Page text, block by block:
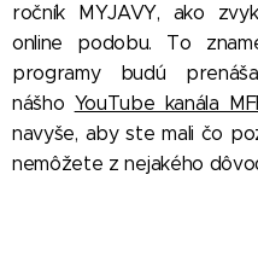
ročník MYJAVY, ako
online podobu. To
programy budú
nášho YouTube kanála
navyše, aby ste mali čo
nemôžete z nejakého